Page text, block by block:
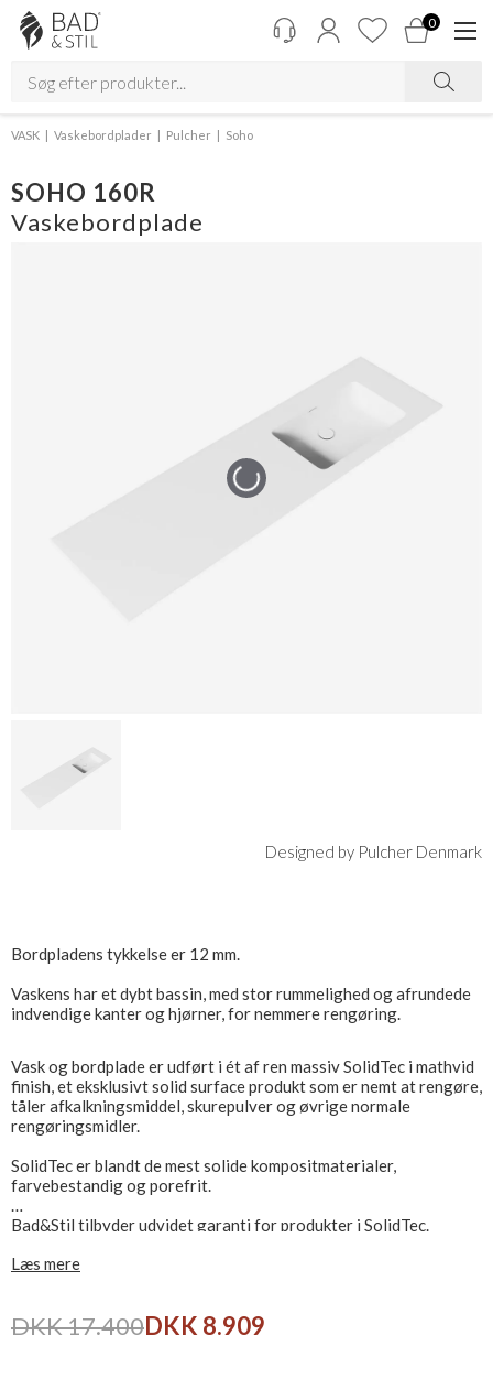
0
VASK Vaskebordplader Pulcher Soho
SOHO 160R
Vaskebordplade
Designed by Pulcher Denmark
Bordpladens tykkelse er 12 mm.
Vaskens har et dybt bassin, med stor rummelighed og afrundede
indvendige kanter og hjørner, for nemmere rengøring.
Vask og bordplade er udført i ét af ren massiv SolidTec i mathvid
finish, et eksklusivt solid surface produkt som er nemt at rengøre,
tåler afkalkningsmiddel, skurepulver og øvrige normale
rengøringsmidler.
SolidTec er blandt de mest solide kompositmaterialer,
farvebestandig og porefrit.
Bad&Stil tilbyder udvidet garanti for produkter i SolidTec.
Leveres ekskl. bundventil, bestilles seperat.
Læs mere
DKK 17.400DKK 8.909